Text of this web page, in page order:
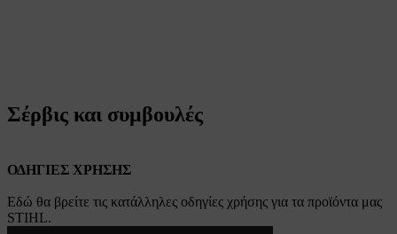
Σέρβις και συμβουλές
ΟΔΗΓΙΕΣ ΧΡΗΣΗΣ
Εδώ θα βρείτε τις κατάλληλες οδηγίες χρήσης για τα προϊόντα μας
STIHL.